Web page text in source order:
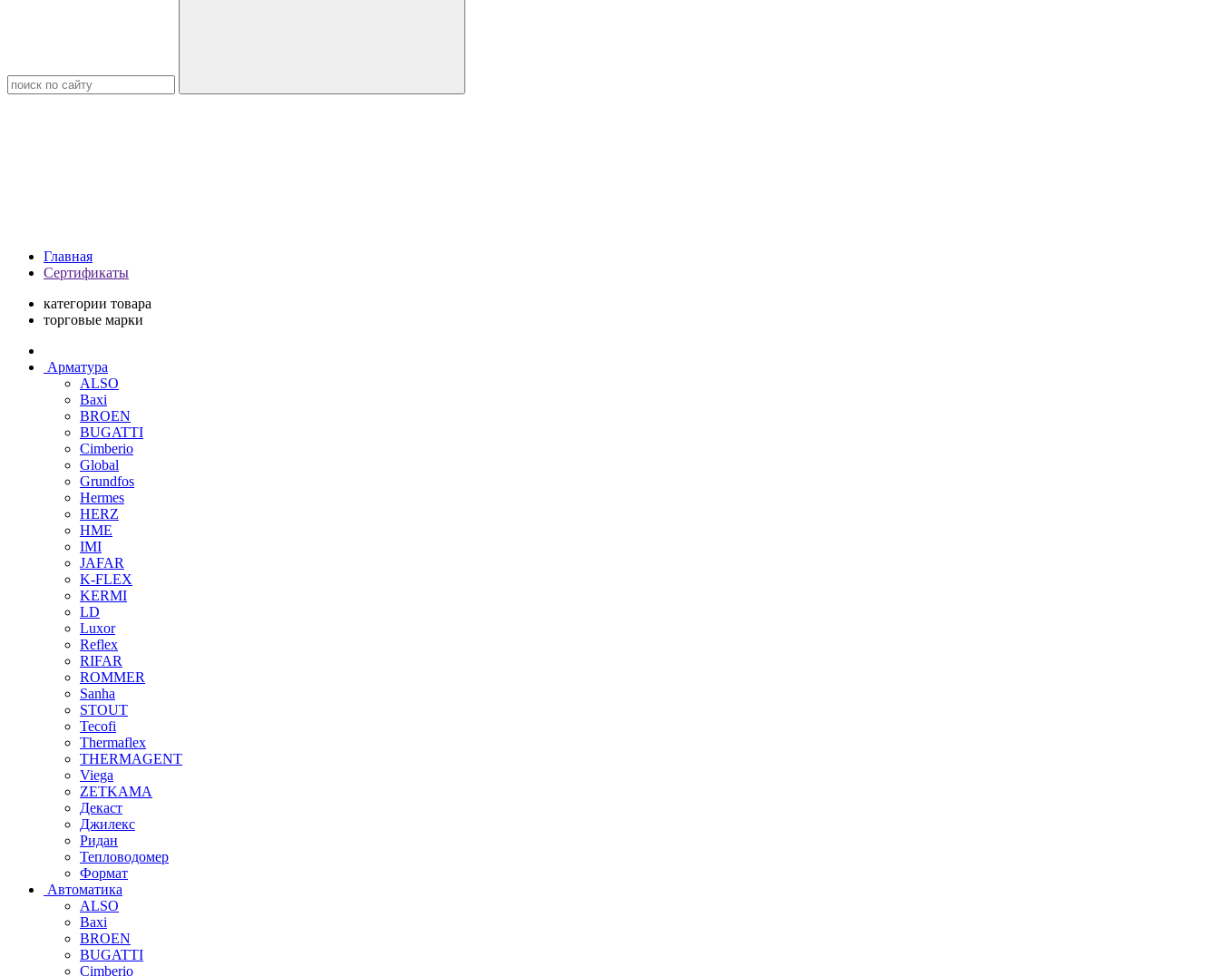
Главная
Сертификаты
категории товара
торговые марки
Арматура
ALSO
Baxi
BROEN
BUGATTI
Cimberio
Global
Grundfos
Hermes
HERZ
HME
IMI
JAFAR
K-FLEX
KERMI
LD
Luxor
Reflex
RIFAR
ROMMER
Sanha
STOUT
Tecofi
Thermaflex
THERMAGENT
Viega
ZETKAMA
Декаст
Джилекс
Ридан
Тепловодомер
Формат
Автоматика
ALSO
Baxi
BROEN
BUGATTI
Cimberio